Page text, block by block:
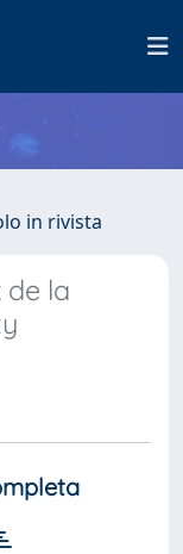
in rivista
de la